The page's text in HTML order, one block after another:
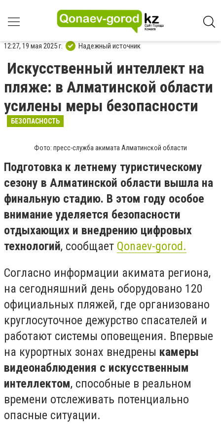
12:27, 19 мая 2025 г. Надежный источник
Искусственный интеллект на
пляже: в Алматинской области
усилены меры безопасности
БЕЗОПАСНОСТЬ
Фото: пресс-служба акимата Алматинской области
Подготовка к летнему туристическому
сезону в Алматинской области вышла на
финальную стадию. В этом году особое
внимание уделяется безопасности
отдыхающих и внедрению цифровых
технологий, сообщает Qonaev-gorod.
Согласно информации акимата региона,
на сегодняшний день оборудовано 120
официальных пляжей, где организовано
круглосуточное дежурство спасателей и
работают системы оповещения. Впервые
на курортных зонах внедрены камеры
видеонаблюдения с искусственным
интеллектом, способные в реальном
времени отслеживать потенциально
опасные ситуации.